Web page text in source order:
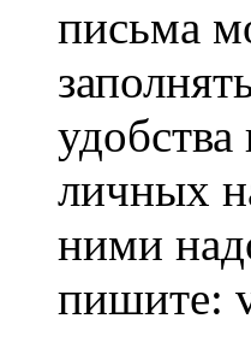
письма
личных
ними
пишите: